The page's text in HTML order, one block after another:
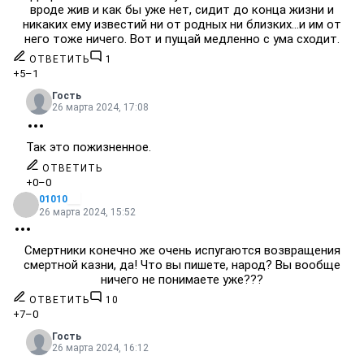
вроде жив и как бы уже нет, сидит до конца жизни и
никаких ему известий ни от родных ни близких...и им от
него тоже ничего. Вот и пущай медленно с ума сходит.
ОТВЕТИТЬ 1
+5–1
Гость
26 марта 2024, 17:08
Так это пожизненное.
ОТВЕТИТЬ
+0–0
01010
26 марта 2024, 15:52
Смертники конечно же очень испугаются возвращения
смертной казни, да! Что вы пишете, народ? Вы вообще
ничего не понимаете уже???
ОТВЕТИТЬ 10
+7–0
Гость
26 марта 2024, 16:12